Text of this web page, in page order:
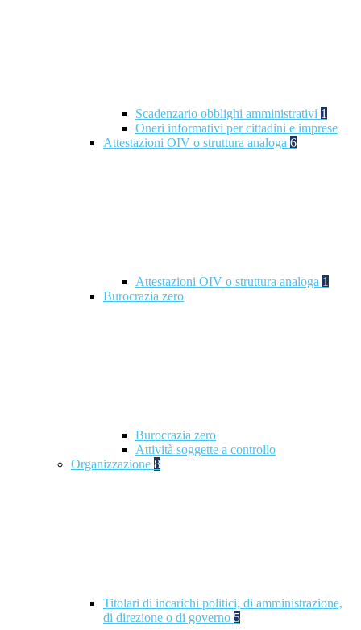
Scadenzario obblighi amministrativi 1
Oneri informativi per cittadini e imprese
Attestazioni OIV o struttura analoga 6
Attestazioni OIV o struttura analoga 1
Burocrazia zero
Burocrazia zero
Attività soggette a controllo
Organizzazione 8
Titolari di incarichi politici, di amministrazione,
di direzione o di governo 5